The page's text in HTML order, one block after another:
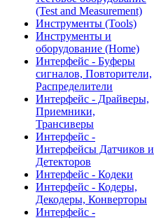
(Test and Measurement)
Инструменты (Tools)
Инструменты и
оборудование (Home)
Интерфейс - Буферы
сигналов, Повторители,
Распределители
Интерфейс - Драйверы,
Приемники,
Трансиверы
Интерфейс -
Интерфейсы Датчиков и
Детекторов
Интерфейс - Кодеки
Интерфейс - Кодеры,
Декодеры, Конверторы
Интерфейс -